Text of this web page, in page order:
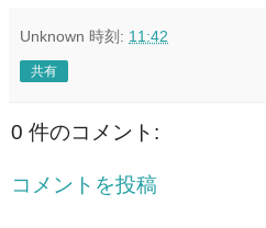
Unknown 時刻: 11:42
共有
0 件のコメント:
コメントを投稿